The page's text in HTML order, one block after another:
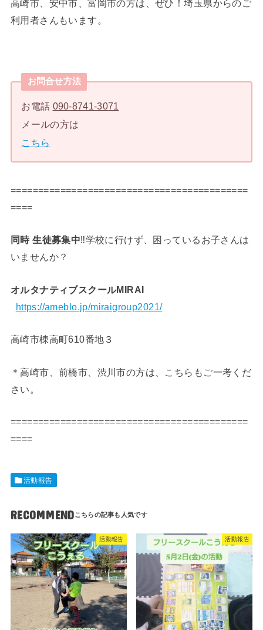
高崎市、安中市、富岡市の方は、ぜひ！埼玉県からのご
利用者さんもいます。
お問合せ方法
お電話 090-8741-3071
メールの方は
こちら
===========================================
====
同時 生徒募集中‼️学校に行けず、困っているお子さんは
いませんか？
オルタナティブスクールMIRAI
https://ameblo.jp/miraigroup2021/
高崎市棟高町610番地３
＊高崎市、前橋市、渋川市の方は、こちらもご一考くだ
さい。
===========================================
====
活動報告
RECOMMEND
活動報告 活動報告